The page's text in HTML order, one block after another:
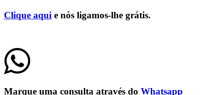
Clique aqui e nós ligamos-lhe grátis.
Marque uma consulta através do Whatsapp